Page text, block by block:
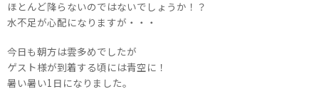
ほとんど降らないのではないでしょうか！？
水不足が心配になりますが・・・
今日も朝方は雲多めでしたが
ゲスト様が到着する頃には青空に！
暑い暑い1日になりました。